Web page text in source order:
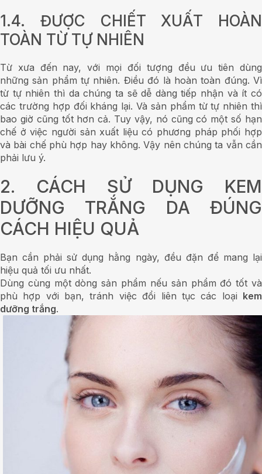
1.4. ĐƯỢC CHIẾT XUẤT HOÀN
TOÀN TỪ TỰ NHIÊN
Từ xưa đến nay, với mọi đối tượng đều ưu tiên dùng
những sản phẩm tự nhiên. Điều đó là hoàn toàn đúng. Vì
từ tự nhiên thì da chúng ta sẽ dễ dàng tiếp nhận và ít có
các trường hợp đối kháng lại. Và sản phẩm từ tự nhiên thì
bao giờ cũng tốt hơn cả. Tuy vậy, nó cũng có một số hạn
chế ở việc người sản xuất liệu có phương pháp phối hợp
và bài chế phù hợp hay không. Vậy nên chúng ta vẫn cần
phải lưu ý.
2. CÁCH SỬ DỤNG KEM
DƯỠNG TRẮNG DA ĐÚNG
CÁCH HIỆU QUẢ
Bạn cần phải sử dụng hằng ngày, đều đặn để mang lại
hiệu quả tối ưu nhất.
Dùng cùng một dòng sản phẩm nếu sản phẩm đó tốt và
phù hợp với bạn, tránh việc đổi liên tục các loại kem
dưỡng trắng.